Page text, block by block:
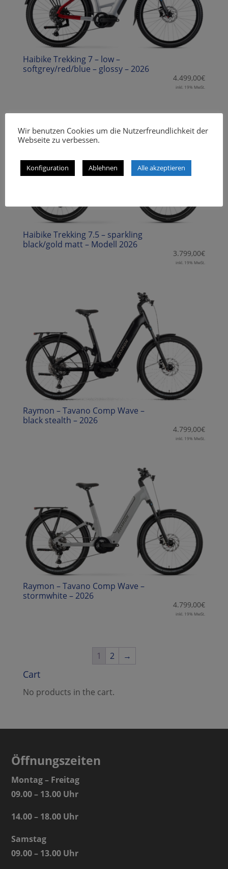
Haibike Trekking 7 – low –
softgrey/red/blue – glossy – 2026
4.499,00€
inkl. 19% MwSt.
Haibike Trekking 7.5 – sparkling
black/gold matt – Modell 2026
3.799,00€
inkl. 19% MwSt.
Raymon – Tavano Comp Wave –
black stealth – 2026
4.799,00€
inkl. 19% MwSt.
Raymon – Tavano Comp Wave –
stormwhite – 2026
4.799,00€
inkl. 19% MwSt.
1 2 →
Cart
No products in the cart.
Öffnungszeiten
Montag – Freitag
09.00 – 13.00 Uhr
14.00 – 18.00 Uhr
Samstag
09.00 – 13.00 Uhr
Wir benutzen Cookies um die Nutzerfreundlichkeit der
Webseite zu verbessen.
Konfiguration Ablehnen Alle akzeptieren